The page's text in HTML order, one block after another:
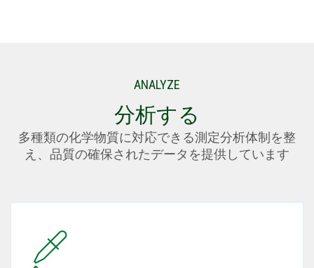
ANALYZE
分析する
多種類の化学物質に対応できる測定分析体制を整
え、品質の確保されたデータを提供しています